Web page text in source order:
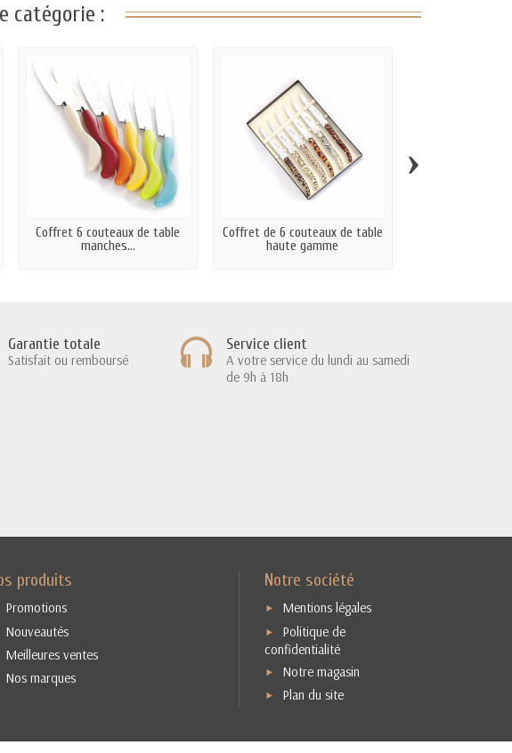
catégorie :
Coffret 6 couteaux de table
manches...
Coffret de 6 couteaux de table
haute gamme
›
Garantie totale
Satisfait ou remboursé
Service client
A votre service du lundi au samedi
de 9h à 18h
produits
Promotions
Nouveautés
Meilleures ventes
Nos marques
Notre société
Mentions légales
Politique de
confidentialité
Notre magasin
Plan du site